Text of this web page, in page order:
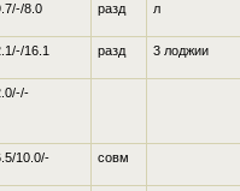
8.0 разд л
16.1 разд 3 лоджии
10.0/- совм